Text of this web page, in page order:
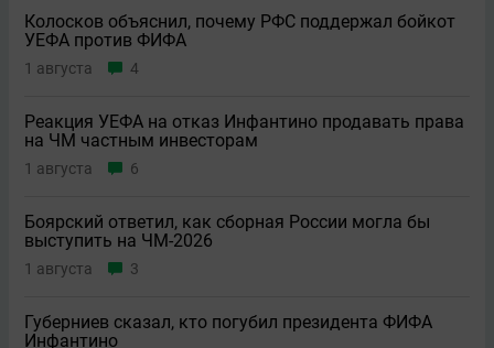
Колосков объяснил, почему РФС поддержал бойкот
УЕФА против ФИФА
1 августа 4
Реакция УЕФА на отказ Инфантино продавать права
на ЧМ частным инвесторам
1 августа 6
Боярский ответил, как сборная России могла бы
выступить на ЧМ-2026
1 августа 3
Губерниев сказал, кто погубил президента ФИФА
Инфантино